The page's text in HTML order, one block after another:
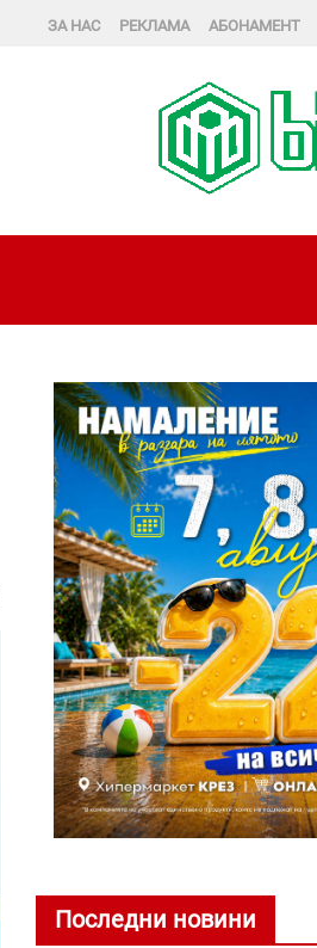
ЗА НАС РЕКЛАМА АБОНАМЕНТ
Последни новини